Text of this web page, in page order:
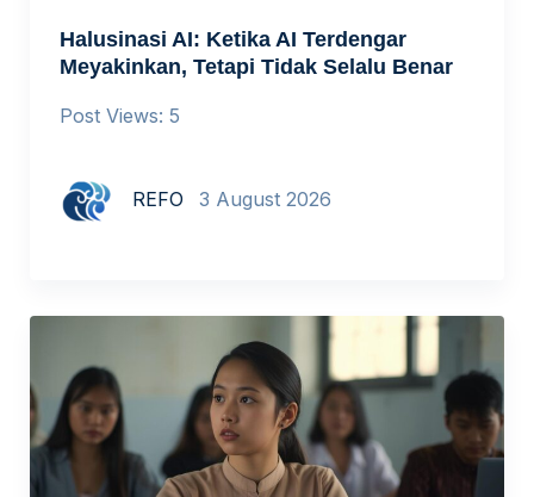
Halusinasi AI: Ketika AI Terdengar
Meyakinkan, Tetapi Tidak Selalu Benar
Post Views: 5
REFO 3 August 2026